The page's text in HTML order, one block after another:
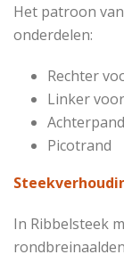
Het patroon
onderdelen:
Rechter
Linker
Achterpand
Picotrand
In Ribbelsteek